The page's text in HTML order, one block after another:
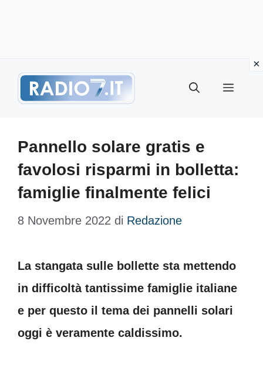
Menu
Pannello solare gratis e
favolosi risparmi in bolletta:
famiglie finalmente felici
8 Novembre 2022 di Redazione
La stangata sulle bollette sta mettendo
in difficoltà tantissime famiglie italiane
e per questo il tema dei pannelli solari
oggi è veramente caldissimo.